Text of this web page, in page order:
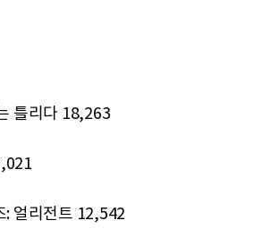
틀리다 18,263
: 얼리전트 12,542